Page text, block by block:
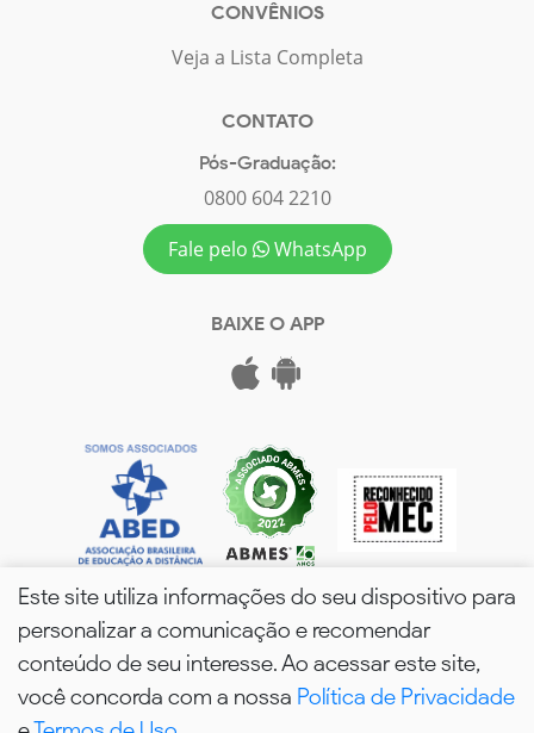
CONVÊNIOS
Veja a Lista Completa
CONTATO
Pós-Graduação:
0800 604 2210
Fale pelo
WhatsApp
BAIXE O APP
wPós - 2026. Todos os Direitos Reservados.
Este site utiliza informações do seu dispositivo para
personalizar a comunicação e recomendar
conteúdo de seu interesse. Ao acessar este site,
você concorda com a nossa Política de Privacidade